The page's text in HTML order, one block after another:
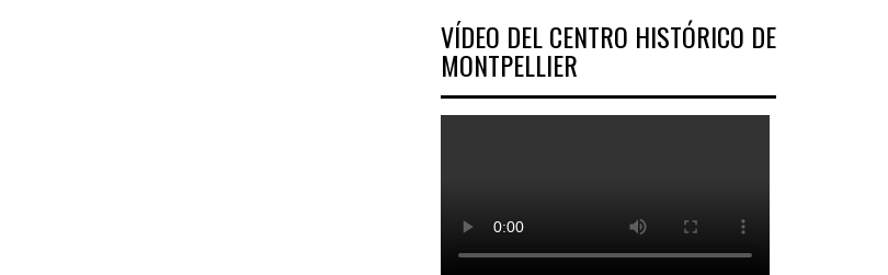
VÍDEO DEL CENTRO HISTÓRICO DE
MONTPELLIER